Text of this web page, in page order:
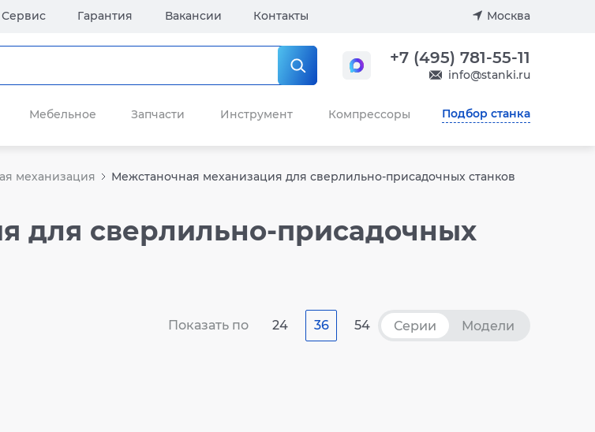
Сервис Гарантия Вакансии Контакты Москва
+7 (495) 781-55-11
info@stanki.ru
Мебельное Запчасти Инструмент Компрессоры Подбор станка
механизация Межстаночная механизация для сверлильно-присадочных станков
для сверлильно-присадочных
Серии Модели
Показать по 24 36 54